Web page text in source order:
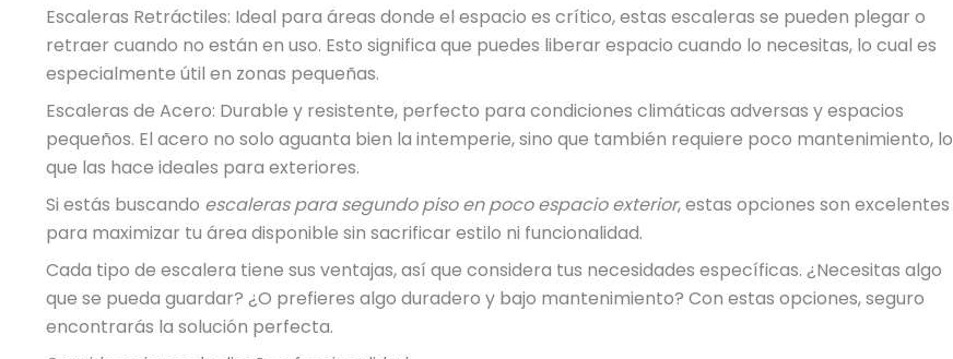
Escaleras Retráctiles: Ideal para áreas donde el espacio es crítico, estas escaleras se pueden plegar o
retraer cuando no están en uso. Esto significa que puedes liberar espacio cuando lo necesitas, lo cual es
especialmente útil en zonas pequeñas.
Escaleras de Acero: Durable y resistente, perfecto para condiciones climáticas adversas y espacios
pequeños. El acero no solo aguanta bien la intemperie, sino que también requiere poco mantenimiento, lo
que las hace ideales para exteriores.
Si estás buscando escaleras para segundo piso en poco espacio exterior, estas opciones son excelentes
para maximizar tu área disponible sin sacrificar estilo ni funcionalidad.
Cada tipo de escalera tiene sus ventajas, así que considera tus necesidades específicas. ¿Necesitas algo
que se pueda guardar? ¿O prefieres algo duradero y bajo mantenimiento? Con estas opciones, seguro
encontrarás la solución perfecta.